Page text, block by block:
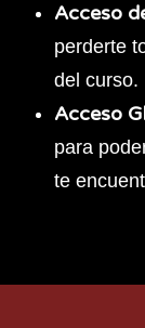
Acceso
perderte
del curso.
Acceso
para
te